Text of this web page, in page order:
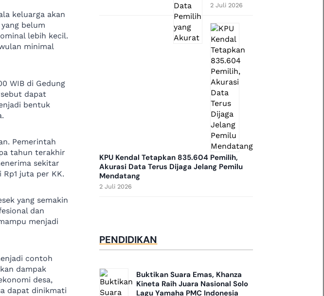
keluarga akan
belum
lebih kecil.
minimal
WIB di Gedung
dapat
bentuk
Pemerintah
tahun terakhir
sekitar
juta per KK.
yang semakin
dan
menjadi
contoh
dampak
desa,
dapat dinikmati
2 Juli 2026
KPU Kendal Tetapkan 835.604 Pemilih,
Akurasi Data Terus Dijaga Jelang Pemilu
Mendatang
2 Juli 2026
PENDIDIKAN
Buktikan Suara Emas, Khanza
Kineta Raih Juara Nasional Solo
Lagu Yamaha PMC Indonesia